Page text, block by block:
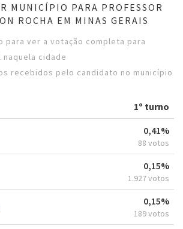
MUNICÍPIO PARA PROFESSOR
ROCHA EM MINAS GERAIS
para ver a votação completa para
naquela cidade
recebidos pelo candidato no município
1º turno
0,41%
88 votos
0,15%
1.927 votos
0,15%
189 votos